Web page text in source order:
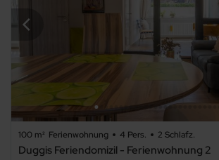
100 m² Ferienwohnung 4 Pers. 2 Schlafz.
Duggis Feriendomizil - Ferienwohnung 2